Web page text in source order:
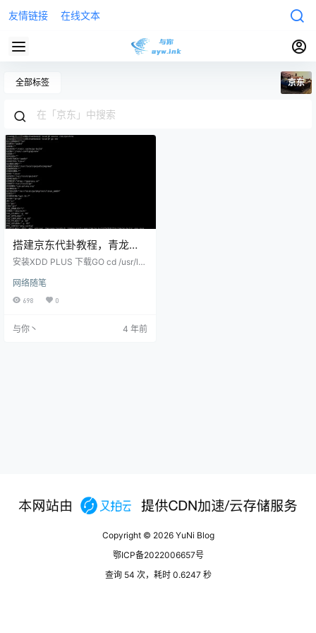
友情链接 在线文本
全部标签 京东
搭建京东代卦教程，青龙
+ninja+xdd 二（xdd安装）
安装XDD PLUS 下载GO cd /usr/lo
cn/dl/go1.16.7.linux-amd64.tar.gz
-O go1.16.7.linux-amd64.tar.gz 解
开/etc/profil…
网络随笔
698 0
与你丶 4 年前
Copyright © 2026YuNi Blog
鄂ICP备2022006657号
查询 54 次，耗时 0.6247 秒